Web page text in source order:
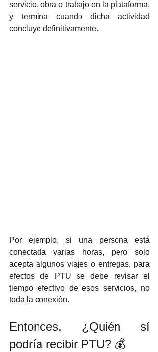
servicio, obra o trabajo en la plataforma,
y termina cuando dicha actividad
concluye definitivamente.
Por ejemplo, si una persona está
conectada varias horas, pero solo
acepta algunos viajes o entregas, para
efectos de PTU se debe revisar el
tiempo efectivo de esos servicios, no
toda la conexión.
Entonces, ¿Quién sí
podría recibir PTU? 💰